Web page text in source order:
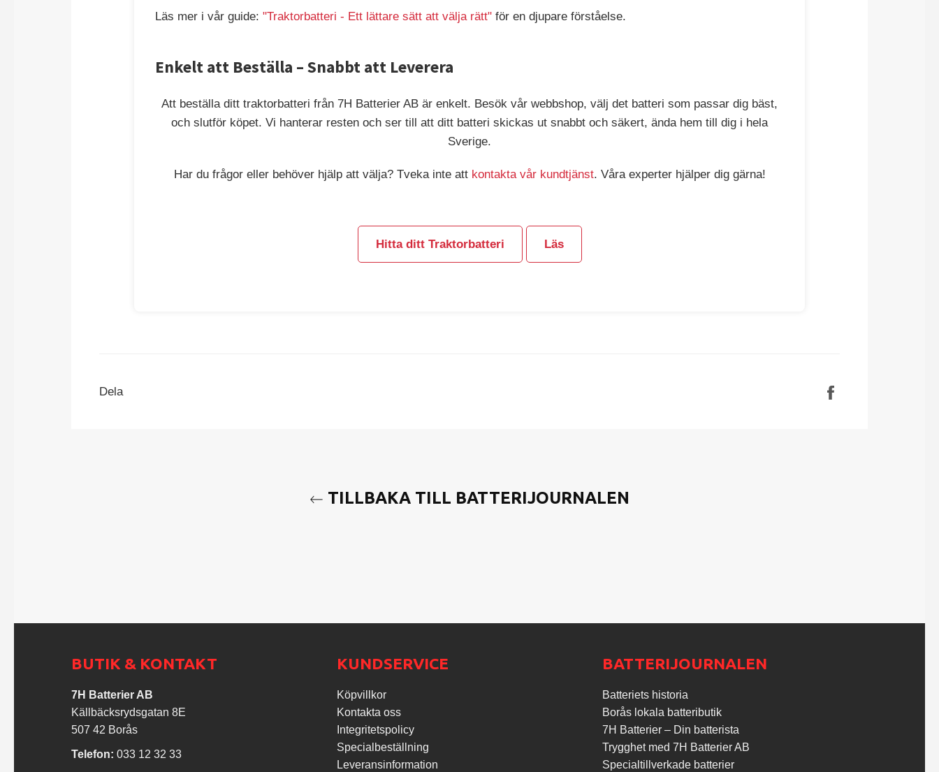
Läs mer i vår guide: "Traktorbatteri - Ett lättare sätt att välja rätt" för en djupare förståelse.
Enkelt att Beställa – Snabbt att Leverera
Att beställa ditt traktorbatteri från 7H Batterier AB är enkelt. Besök vår webbshop, välj det batteri som passar dig bäst,
och slutför köpet. Vi hanterar resten och ser till att ditt batteri skickas ut snabbt och säkert, ända hem till dig i hela
Sverige.
Har du frågor eller behöver hjälp att välja? Tveka inte att kontakta vår kundtjänst. Våra experter hjälper dig gärna!
Hitta ditt Traktorbatteri Läs
Dela
TILLBAKA TILL BATTERIJOURNALEN
BUTIK & KONTAKT
7H Batterier AB
Källbäcksrydsgatan 8E
507 42 Borås
Telefon: 033 12 32 33
KUNDSERVICE
Köpvillkor
Kontakta oss
Integritetspolicy
Specialbeställning
Leveransinformation
BATTERIJOURNALEN
Batteriets historia
Borås lokala batteributik
7H Batterier – Din batterista
Trygghet med 7H Batterier AB
Specialtillverkade batterier